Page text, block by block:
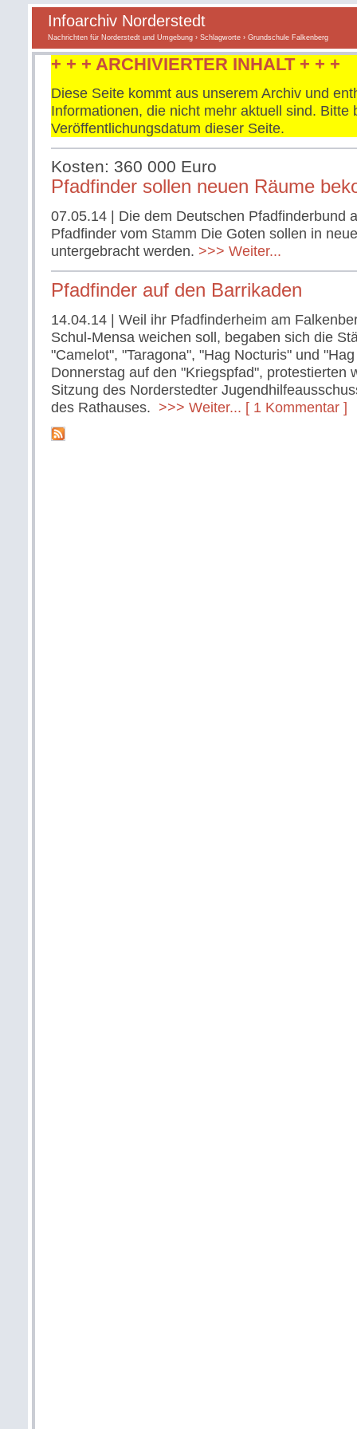
Infoarchiv Norderstedt
Nachrichten für Norderstedt und Umgebung › Schlagworte › Grundschule Falkenberg
+ + + ARCHIVIERTER INHALT + + +
Diese Seite kommt aus unserem Archiv und
Informationen, die nicht mehr aktuell sind. Bitte
Veröffentlichungsdatum dieser Seite.
Kosten: 360 000 Euro
Pfadfinder sollen neuen Räume
07.05.14 | Die dem Deutschen Pfadfinderbund
Pfadfinder vom Stamm Die Goten sollen in
untergebracht werden. >>> Weiter...
Pfadfinder auf den Barrikaden
14.04.14 | Weil ihr Pfadfinderheim am
Schul-Mensa weichen soll, begaben sich die
"Camelot", "Taragona", "Hag Nocturis" und
Donnerstag auf den "Kriegspfad", protestierten
Sitzung des Norderstedter
des Rathauses. >>> Weiter... [ 1 Kommentar ]